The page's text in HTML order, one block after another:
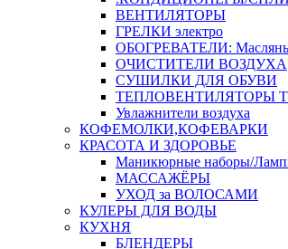
ВЕНТИЛЯТОРЫ
ГРЕЛКИ электро
ОБОГРЕВАТЕЛИ:
ОЧИСТИТЕЛИ ВОЗДУХА
СУШИЛКИ ДЛЯ ОБУВИ
ТЕПЛОВЕНТИЛЯТОРЫ
Увлажнители воздуха
КОФЕМОЛКИ,КОФЕВАРКИ
КРАСОТА И ЗДОРОВЬЕ
Маникюрные наборы/
МАССАЖЁРЫ
УХОД за ВОЛОСАМИ
КУЛЕРЫ ДЛЯ ВОДЫ
КУХНЯ
БЛЕНДЕРЫ